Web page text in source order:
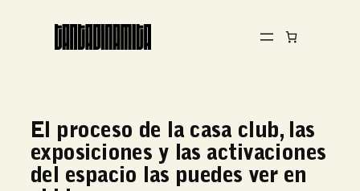
El proceso de la casa club, las
exposiciones y las activaciones
del espacio las puedes ver en